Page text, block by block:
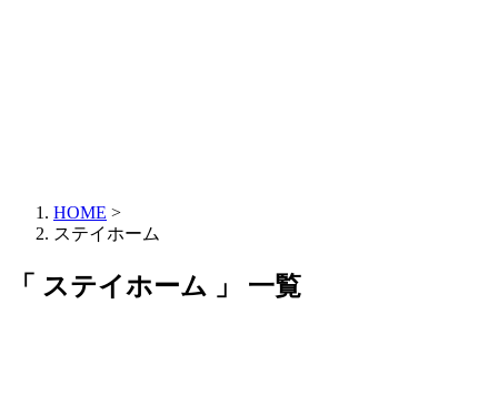
HOME >
ステイホーム
「 ステイホーム 」 一覧